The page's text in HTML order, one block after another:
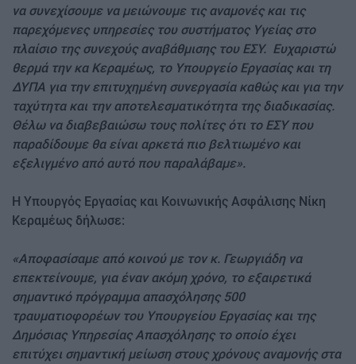
να συνεχίσουμε να μειώνουμε τις αναμονές και τις
παρεχόμενες υπηρεσίες του συστήματος Υγείας στο
πλαίσιο της συνεχούς αναβάθμισης του ΕΣΥ. Ευχαριστώ
θερμά την κα Κεραμέως, το Υπουργείο Εργασίας και τη
ΔΥΠΑ για την επιτυχημένη συνεργασία καθώς και για την
ταχύτητα και την αποτελεσματικότητα της διαδικασίας.
Θέλω να διαβεβαιώσω τους πολίτες ότι το ΕΣΥ που
παραδίδουμε θα είναι αρκετά πιο βελτιωμένο και
εξελιγμένο από αυτό που παραλάβαμε».
Η Υπουργός Εργασίας και Κοινωνικής Ασφάλισης Νίκη
Κεραμέως δήλωσε:
«Αποφασίσαμε από κοινού με τον κ. Γεωργιάδη να
επεκτείνουμε, για έναν ακόμη χρόνο, το εξαιρετικά
σημαντικό πρόγραμμα απασχόλησης 500
τραυματιοφορέων του Υπουργείου Εργασίας και της
Δημόσιας Υπηρεσίας Απασχόλησης το οποίο έχει
επιτύχει σημαντική μείωση στους χρόνους αναμονής στα